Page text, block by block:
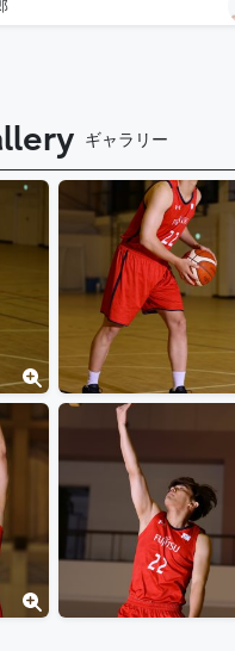
ギャラリー